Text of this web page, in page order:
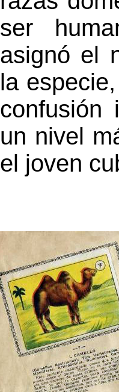
ser
asignó el
la
confusión
un nivel
el joven